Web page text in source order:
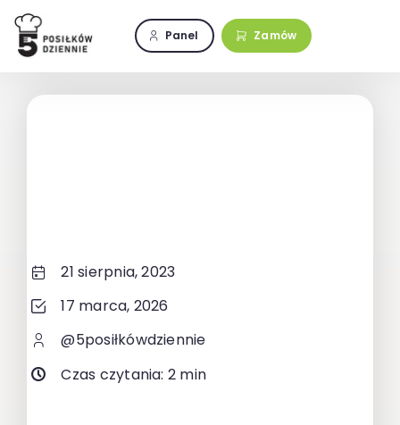
Przejdź
zawartości
Panel Zamów
21 sierpnia, 2023
17 marca, 2026
@5posiłkówdziennie
Czas czytania: 2 min